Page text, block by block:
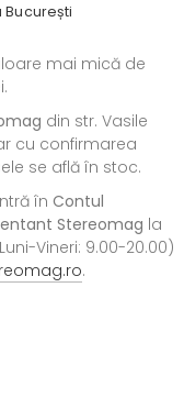
mai mică de
din str. Vasile
cu confirmarea
se află în stoc.
în Contul
Stereomag la
Vineri: 9.00-20.00)
.